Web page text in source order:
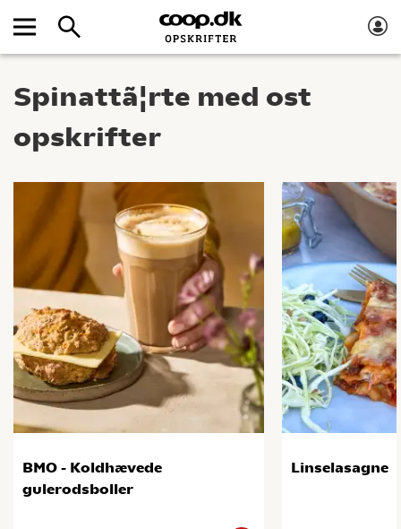
Spinattã¦rte med ost
opskrifter
BMO - Koldhævede
gulerodsboller
Linselasagne